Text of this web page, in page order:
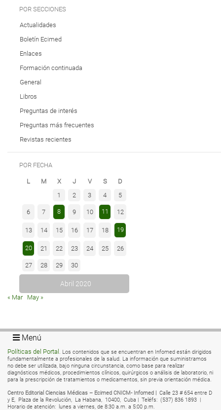
POR SECCIONES
Actualidades
Boletín Ecimed
Enlaces
Formación continuada
General
Libros
Preguntas de interés
Preguntas más frecuentes
Revistas recientes
POR FECHA
Abril 2020
L M X J V S
D
1
2 3 4 5
6 7 8 9 10 11 12
13 14 15 16 17 18 19
20 21 22 23 24 25 26
27 28 29 30
« Mar May »
Menú
Políticas del Portal . Los contenidos que se encuentran en Infomed están dirigidos
fundamentalmente a profesionales de la salud. La información que suministramos
no debe ser utilizada, bajo ninguna circunstancia, como base para realizar
diagnósticos médicos, procedimientos clínicos, quirúrgicos o análisis de laboratorio, ni
para la prescripción de tratamientos o medicamentos, sin previa orientación médica.
Centro Editorial Ciencias Médicas – Ecimed CNICM- Infomed | Calle 23 # 654 entre D
y E, Plaza de la Revolución, La Habana, 10400, Cuba | Teléfs: (537) 836 1893 |
Horario de atención:
lunes a viernes, de 8:30 a.m. a 5:00 p.m.